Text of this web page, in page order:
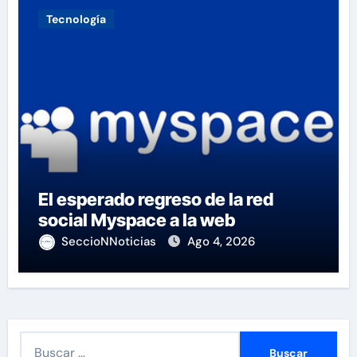
Tecnología
El esperado regreso de la red
social Myspace a la web
SeccioNNoticias Ago 4, 2026